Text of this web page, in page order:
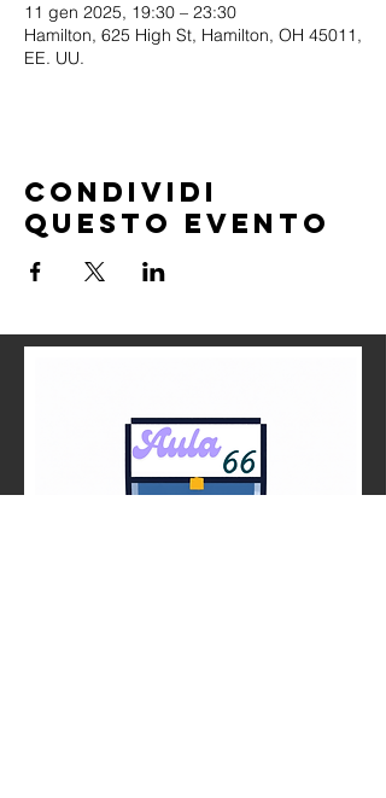
11 gen 2025, 19:30 – 23:30
Hamilton, 625 High St, Hamilton, OH 45011,
EE. UU.
Condividi
questo evento